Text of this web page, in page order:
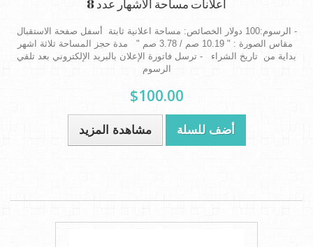
اعلانات مساحة الاشهار عدد 8
- الرسوم:100 دولار الخصائص: مساحة اعلانية ثابتة أسفل صفحة الاستقبال
مقاس الصورة : " 10.19 صم / 3.78 صم " مدة حجز المساحة ثلاثة اشهر
بداية من تاريخ الشراء - ترسل فاتورة الإعلان بالبريد الإلكتروني بعد تلقي
الرسوم
$100.00
أضف للسلة مشاهدة المزيد